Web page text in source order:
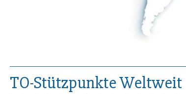
TO-Stützpunkte Weltweit